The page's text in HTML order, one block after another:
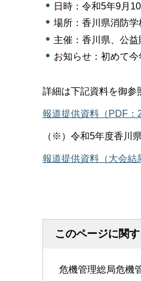
日時：令和5年9月
場所：香川県消防学
主催：香川県、公
お知らせ：初めて
詳細は下記資料を御参
報道提供資料（PDF：
（※）令和5年度香川
報道提供資料（大会結
このページに関
危機管理総局危機